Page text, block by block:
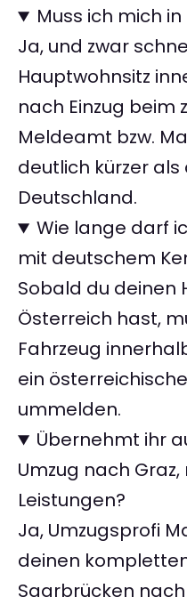
Muss ich mich
Ja, und zwar
Hauptwohnsitz
nach Einzug beim
Meldeamt bzw.
deutlich kürzer als
Deutschland.
Wie lange darf
mit deutschem
Sobald du deinen
Österreich hast,
Fahrzeug
ein
ummelden.
Übernehmt ihr
Umzug nach
Leistungen?
Ja, Umzugsprofi
deinen
Saarbrücken